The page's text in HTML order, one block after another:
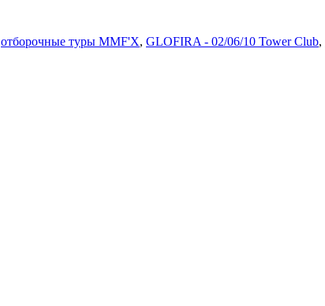
отборочные туры MMF'X, GLOFIRA - 02/06/10 Tower Club,